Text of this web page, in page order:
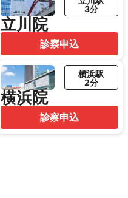
立川院
3分
診察申込
横浜院
横浜駅
2分
診察申込